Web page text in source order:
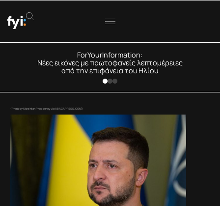
ForYourInformation:
Νέες εικόνες με πρωτοφανείς λεπτομέρειες
από την επιφάνεια του Ηλίου
(Photo by Ukrainian Presidency via ABACAPRESS.COM)